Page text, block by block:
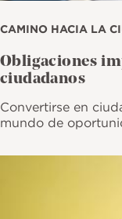
CAMINO HACIA LA
Obligaciones
ciudadanos
Convertirse en
mundo de